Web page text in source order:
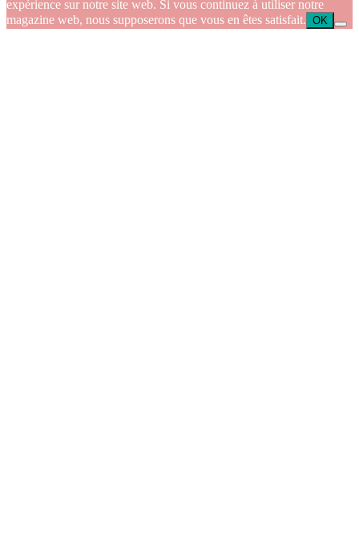
expérience sur notre site web. Si vous continuez à utiliser notre
magazine web, nous supposerons que vous en êtes satisfait. OK